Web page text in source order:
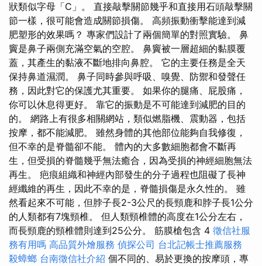
狀類似字母「C」。 直接敲擊關節幾乎和直接用石頭敲擊關
節一樣，很可能會造成關節損傷。 高頻振動衝擊能達到減
肥塑形的效果嗎？ 專家們設計了兩個簡單的對照實驗。 鼻
竇是鼻子兩側充滿空氣的空腔。 鼻竇被一層超細的黏膜覆
蓋，其產生的黏液不斷地排向鼻腔。 它的主要任務是全天
保持鼻道濕潤。 鼻子同時參與呼吸、嗅覺、防禦和發聲任
務，因此對它的保護尤其重要。 如果你的腿痛、屁股痛，
你可以休息得更好。 靠它的振動是不可能達到減肥的目的
的。 網路上有很多相關網站，類似燃脂機、震動器，包括
按摩，都不能減肥。 雖然身體的其他部位能夠自我修復，
但不幸的是脊髓卻不能。 體內的大多數細胞都會不斷再
生，但受損的脊髓幾乎無法癒合，因為受損的神經細胞無法
再生。 疤痕組織和神經內部發生的分子過程也阻礙了長神
經纖維的再生，因此不幸的是，脊髓損傷是永久性的。 雖
然看起來不可能，但脖子長2-3公尺的長頸鹿和脖子長1公分
的人類都有7塊頸椎。 但人類頸椎體的高度在1公分左右，
而長頸鹿的頸椎體則達到25公分。 筋膜槍包含 4 徵信社服
務有用嗎 高品質外燴服務 偵探公司 台北記帳士推薦服務
殺蟑螂 台南徵信社介紹 個不同的、易於更換的按摩頭，專